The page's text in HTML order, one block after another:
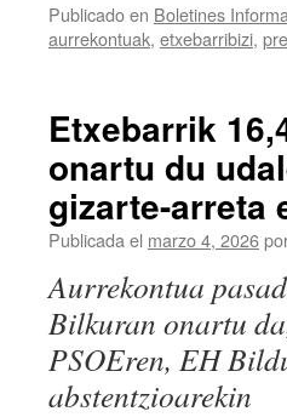
Publicado en Boletines
aurrekontuak, etxebarribizi,
Etxebarrik
onartu du
gizarte-arreta
Publicada el marzo 4, 2026
Aurrekontua
Bilkuran onartu
PSOEren, EH
abstentzioarekin